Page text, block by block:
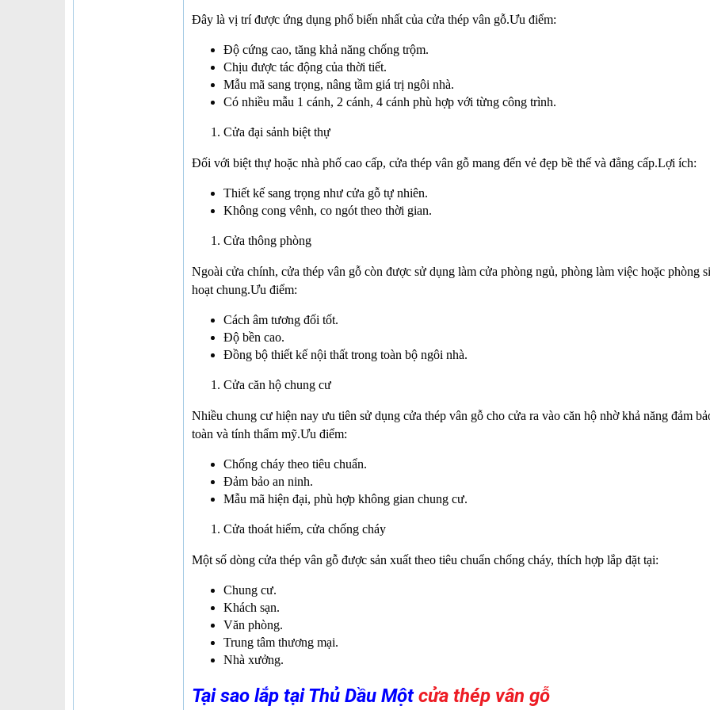
Đây là vị trí được ứng dụng phổ biến nhất của cửa thép vân gỗ.Ưu điểm:
Độ cứng cao, tăng khả năng chống trộm.
Chịu được tác động của thời tiết.
Mẫu mã sang trọng, nâng tầm giá trị ngôi nhà.
Có nhiều mẫu 1 cánh, 2 cánh, 4 cánh phù hợp với từng công trình.
Cửa đại sảnh biệt thự
Đối với biệt thự hoặc nhà phố cao cấp, cửa thép vân gỗ mang đến vẻ đẹp bề thế và đẳng cấp.Lợi ích:
Thiết kế sang trọng như cửa gỗ tự nhiên.
Không cong vênh, co ngót theo thời gian.
Cửa thông phòng
Ngoài cửa chính, cửa thép vân gỗ còn được sử dụng làm cửa phòng ngủ, phòng làm việc hoặc phòng
hoạt chung.Ưu điểm:
Cách âm tương đối tốt.
Độ bền cao.
Đồng bộ thiết kế nội thất trong toàn bộ ngôi nhà.
Cửa căn hộ chung cư
Nhiều chung cư hiện nay ưu tiên sử dụng cửa thép vân gỗ cho cửa ra vào căn hộ nhờ khả năng đảm
toàn và tính thẩm mỹ.Ưu điểm:
Chống cháy theo tiêu chuẩn.
Đảm bảo an ninh.
Mẫu mã hiện đại, phù hợp không gian chung cư.
Cửa thoát hiểm, cửa chống cháy
Một số dòng cửa thép vân gỗ được sản xuất theo tiêu chuẩn chống cháy, thích hợp lắp đặt tại:
Chung cư.
Khách sạn.
Văn phòng.
Trung tâm thương mại.
Nhà xưởng.
Tại sao lắp tại Thủ Dầu Mộtcửa thép vân gỗ